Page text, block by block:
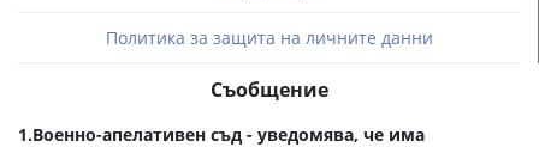
Политика за защита на личните данни
Съобщение
1.Военно-апелативен съд - уведомява, че има